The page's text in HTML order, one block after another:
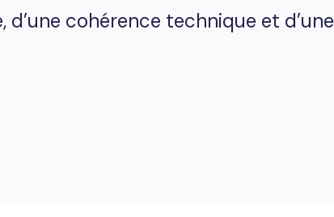
d’une cohérence technique et d’une